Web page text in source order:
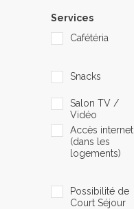
Services
Cafétéria
Snacks
Salon TV /
Vidéo
Accès internet
(dans les
logements)
Possibilité de
Court Séjour